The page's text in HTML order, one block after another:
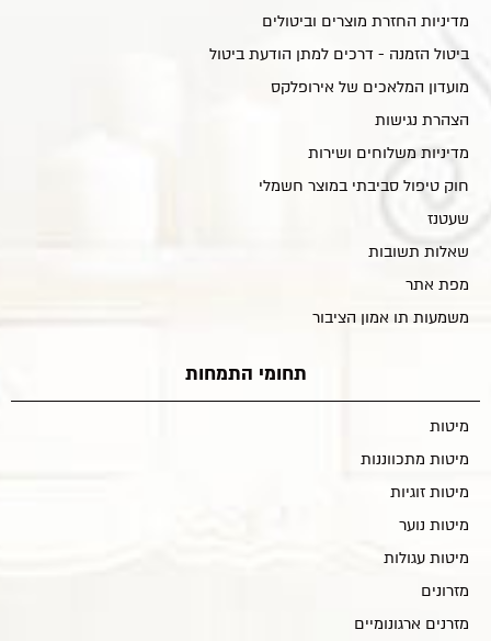
מדיניות החזרת מוצרים וביטולים
ביטול הזמנה - דרכים למתן הודעת ביטול
מועדון המלאכים של אירופלקס
הצהרת נגישות
מדיניות משלוחים ושירות
חוק טיפול סביבתי במוצר חשמלי
שעטנז
שאלות תשובות
מפת אתר
משמעות תו אמון הציבור
תחומי התמחות
מיטות
מיטות מתכווננות
מיטות זוגיות
מיטות נוער
מיטות עגולות
מזרונים
מזרנים ארגונומיים